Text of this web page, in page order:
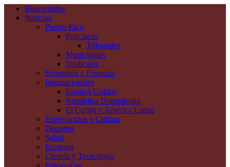
Bienvenidos
Noticias
Puerto Rico
Policiacas
Tribunales
Municipales
Sindicales
Economía y Finanzas
Internacionales
Estados Unidos
República Dominicana
El Caribe y América Latina
Espectáculos y Cultura
Deportes
Salud
Ecología
Ciencia y Tecnología
Fotografías